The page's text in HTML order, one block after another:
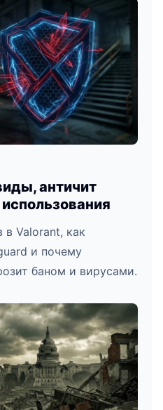
античит
в Valorant, как
и почему
баном и вирусами.